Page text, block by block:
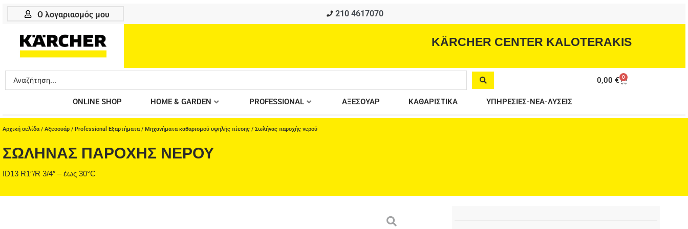
Μετάβαση
Ο λογαριασμός μου 210 4617070
KÄRCHER CENTER KALOTERAKIS
Search
...
0,00€ 0
Cart
ONLINE SHOP HOME & GARDEN PROFESSIONAL ΑΞΕΣΟΥΑΡ ΚΑΘΑΡΙΣΤΙΚΑ ΥΠΗΡΕΣΙΕΣ-ΝΕΑ-ΛΥΣΕΙΣ
Αρχική σελίδα / Αξεσουάρ / Professional Εξαρτήματα / Μηχανήματα καθαρισμού υψηλής πίεσης / Σωλήνας παροχής νερού
ΣΩΛΉΝΑΣ ΠΑΡΟΧΉΣ ΝΕΡΟΎ
ID13 R1″/R 3/4″ – έως 30°C